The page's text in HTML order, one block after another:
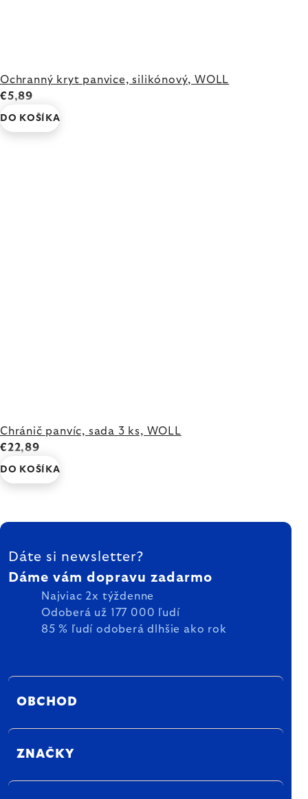
Ochranný kryt panvice, silikónový, WOLL
€5,89
DO KOŠÍKA
Chránič panvíc, sada 3 ks, WOLL
€22,89
DO KOŠÍKA
ZÁPÄTIE
Dáte si newsletter?
Dáme vám dopravu zadarmo
Najviac 2x týždenne
Odoberá už 177 000 ľudí
85 % ľudí odoberá dlhšie ako rok
OBCHOD
ZNAČKY